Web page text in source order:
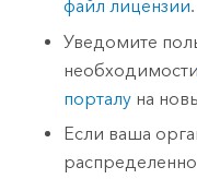
файл лицензии.
Уведомите
порталу на
Если ваша